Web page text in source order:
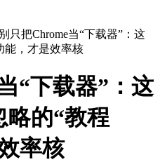
只把Chrome当“下载器”：这
能，才是效率核
“下载器”：这
略的“教程
率核